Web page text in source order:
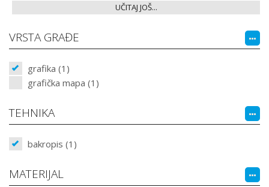
UČITAJ JOŠ...
VRSTA GRAĐE
grafika (1)
grafička mapa (1)
TEHNIKA
bakropis (1)
MATERIJAL